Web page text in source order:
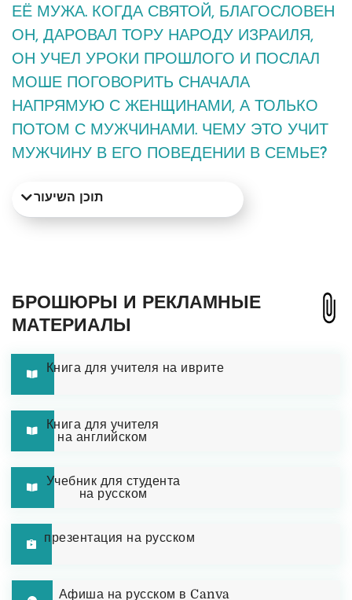
ЕЁ МУЖА. КОГДА СВЯТОЙ, БЛАГОСЛОВЕН
ОН, ДАРОВАЛ ТОРУ НАРОДУ ИЗРАИЛЯ,
ОН УЧЕЛ УРОКИ ПРОШЛОГО И ПОСЛАЛ
МОШЕ ПОГОВОРИТЬ СНАЧАЛА
НАПРЯМУЮ С ЖЕНЩИНАМИ, А ТОЛЬКО
ПОТОМ С МУЖЧИНАМИ. ЧЕМУ ЭТО УЧИТ
МУЖЧИНУ В ЕГО ПОВЕДЕНИИ В СЕМЬЕ?
תוכן השיעור
БРОШЮРЫ И РЕКЛАМНЫЕ
МАТЕРИАЛЫ
Книга для учителя на иврите
Книга для учителя
на английском
Учебник для студента
на русском
презентация на русском
Афиша на русском в Canva